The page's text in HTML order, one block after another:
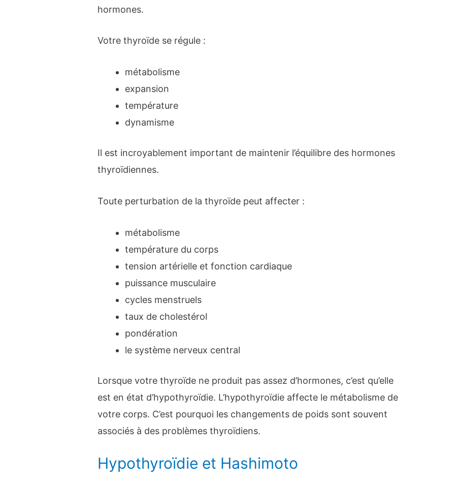
hormones.
Votre thyroïde se régule :
métabolisme
expansion
température
dynamisme
Il est incroyablement important de maintenir l’équilibre des hormones
thyroïdiennes.
Toute perturbation de la thyroïde peut affecter :
métabolisme
température du corps
tension artérielle et fonction cardiaque
puissance musculaire
cycles menstruels
taux de cholestérol
pondération
le système nerveux central
Lorsque votre thyroïde ne produit pas assez d’hormones, c’est qu’elle
est en état d’hypothyroïdie. L’hypothyroïdie affecte le métabolisme de
votre corps. C’est pourquoi les changements de poids sont souvent
associés à des problèmes thyroïdiens.
Hypothyroïdie et Hashimoto